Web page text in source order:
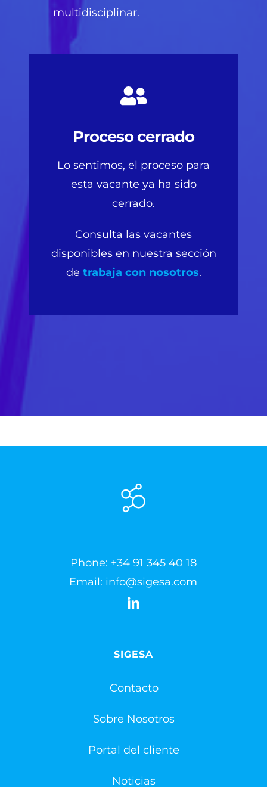
multidisciplinar.
Proceso cerrado
Lo sentimos, el proceso para
esta vacante ya ha sido
cerrado.
Consulta las vacantes
disponibles en nuestra sección
de trabaja con nosotros.
Phone: +34 91 345 40 18
Email: info@sigesa.com
SIGESA
Contacto
Sobre Nosotros
Portal del cliente
Noticias